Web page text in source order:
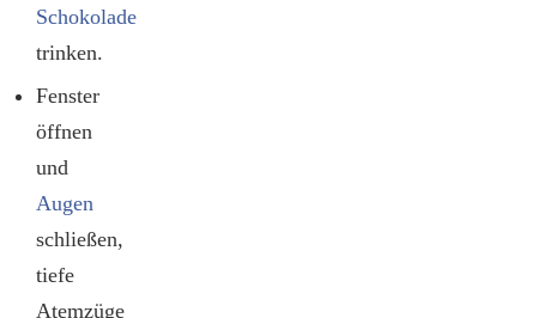
Schokolade
trinken.
Fenster
öffnen
und
Augen
schließen,
tiefe
Atemzüge